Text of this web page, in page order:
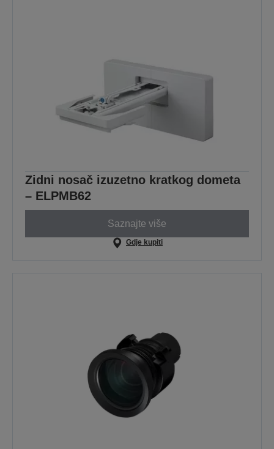
Zidni nosač izuzetno kratkog dometa
– ELPMB62
Saznajte više
Gdje kupiti